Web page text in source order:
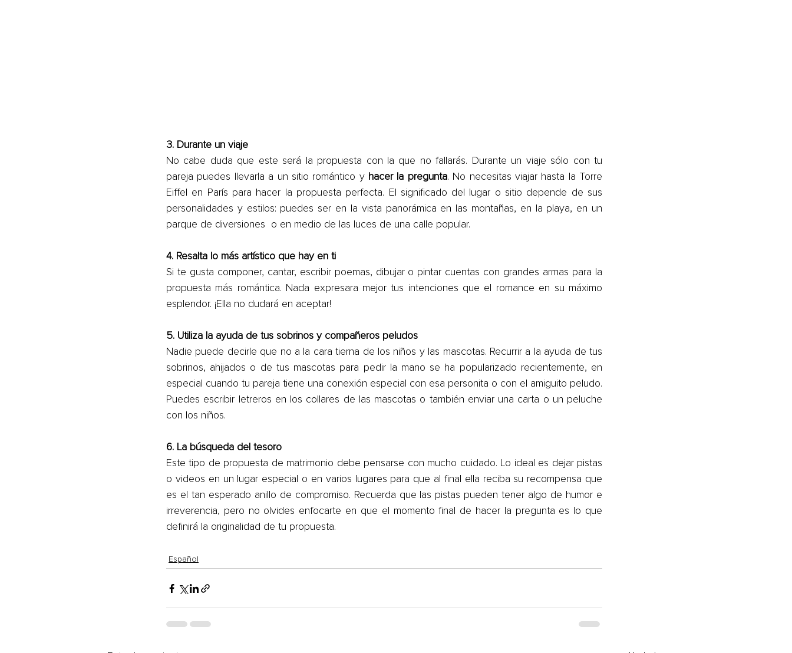
3. Durante un viaje
No cabe duda que este será la propuesta con la que no fallarás. Durante un viaje sólo con tu
pareja puedes llevarla a un sitio romántico y hacer la pregunta. No necesitas viajar hasta la Torre
Eiffel en París para hacer la propuesta perfecta. El significado del lugar o sitio depende de sus
personalidades y estilos: puedes ser en la vista panorámica en las montañas, en la playa, en un
parque de diversiones  o en medio de las luces de una calle popular.
4. Resalta lo más artístico que hay en ti
Si te gusta componer, cantar, escribir poemas, dibujar o pintar cuentas con grandes armas para la
propuesta más romántica. Nada expresara mejor tus intenciones que el romance en su máximo
esplendor. ¡Ella no dudará en aceptar!
5. Utiliza la ayuda de tus sobrinos y compañeros peludos
Nadie puede decirle que no a la cara tierna de los niños y las mascotas. Recurrir a la ayuda de tus
sobrinos, ahijados o de tus mascotas para pedir la mano se ha popularizado recientemente, en
especial cuando tu pareja tiene una conexión especial con esa personita o con el amiguito peludo.
Puedes escribir letreros en los collares de las mascotas o también enviar una carta o un peluche
con los niños.
6. La búsqueda del tesoro
Este tipo de propuesta de matrimonio debe pensarse con mucho cuidado. Lo ideal es dejar pistas
o videos en un lugar especial o en varios lugares para que al final ella reciba su recompensa que
es el tan esperado anillo de compromiso. Recuerda que las pistas pueden tener algo de humor e
irreverencia, pero no olvides enfocarte en que el momento final de hacer la pregunta es lo que
definirá la originalidad de tu propuesta.
Español